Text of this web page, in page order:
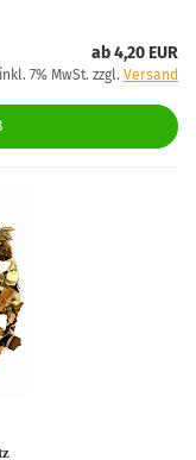
ab 4,20 EUR
inkl. 7% MwSt. zzgl. Versand